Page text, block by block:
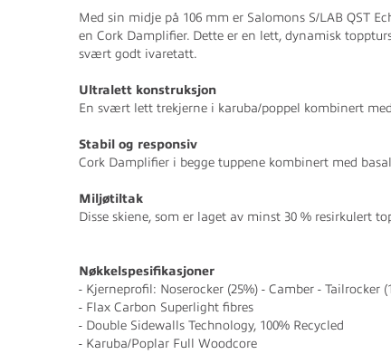
Med sin midje på 106 mm er Salomons S/LAB QST
en Cork Damplifier. Dette er en lett, dynamisk
svært godt ivaretatt.
Ultralett konstruksjon
En svært lett trekjerne i karuba/poppel kombinert
Stabil og responsiv
Cork Damplifier i begge tuppene kombinert med
Miljøtiltak
Disse skiene, som er laget av minst 30 % resirkulert
Nøkkelspesifikasjoner
- Kjerneprofil: Noserocker (25%) - Camber - Tailrocker
- Flax Carbon Superlight fibres
- Double Sidewalls Technology, 100% Recycled
- Karuba/Poplar Full Woodcore